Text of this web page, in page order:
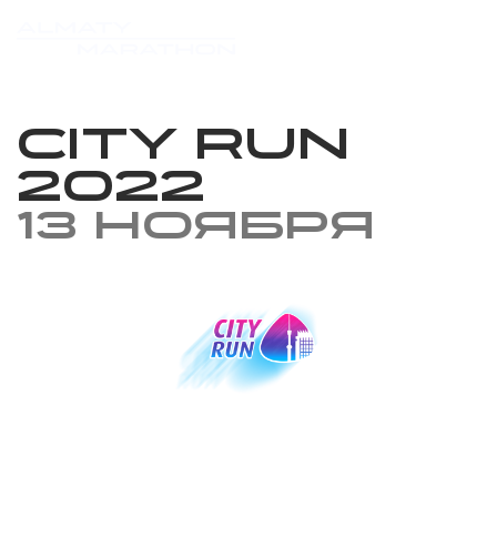
City Run
2022
13 ноября